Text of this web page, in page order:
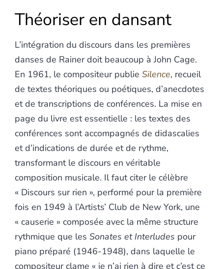
Théoriser en dansant
L’intégration du discours dans les premières
danses de Rainer doit beaucoup à John Cage.
En 1961, le compositeur publie Silence, recueil
de textes théoriques ou poétiques, d’anecdotes
et de transcriptions de conférences. La mise en
page du livre est essentielle : les textes des
conférences sont accompagnés de didascalies
et d’indications de durée et de rythme,
transformant le discours en véritable
composition musicale. Il faut citer le célèbre
« Discours sur rien », performé pour la première
fois en 1949 à l’Artists’ Club de New York, une
« causerie » composée avec la même structure
rythmique que les Sonates et Interludes pour
piano préparé (1946-1948), dans laquelle le
compositeur clame « je n’ai rien à dire et c’est ce